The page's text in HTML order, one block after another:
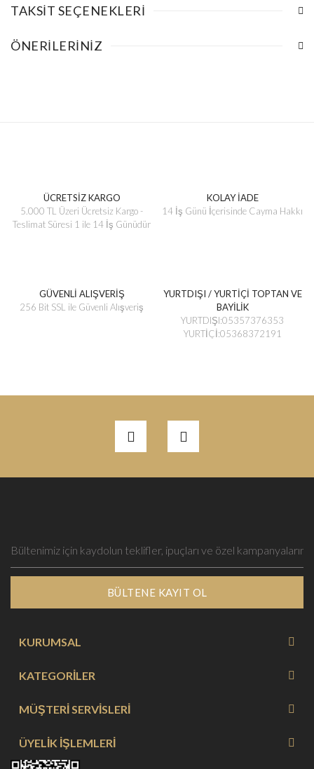
TAKSIT SEÇENEKLERI
ÖNERILERINIZ
ÜCRETSİZ KARGO
5.000 TL Üzeri Ücretsiz Kargo -
Teslimat Süresi 1 ile 14 İş Günüdür
KOLAY İADE
14 İş Günü İçerisinde Cayma Hakkı
GÜVENLİ ALIŞVERİŞ
256 Bit SSL ile Güvenli Alışveriş
YURTDIŞI / YURTİÇİ TOPTAN VE
BAYİLİK
YURTDIŞI:05357376353
YURTİÇİ:05368372191
BÜLTENE KAYIT OL
KURUMSAL
KATEGORİLER
MÜŞTERİ SERVİSLERİ
ÜYELİK İŞLEMLERİ